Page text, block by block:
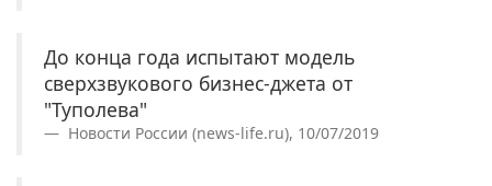
До конца года испытают модель
сверхзвукового бизнес-джета от
"Туполева"
Новости России (news-life.ru), 10/07/2019